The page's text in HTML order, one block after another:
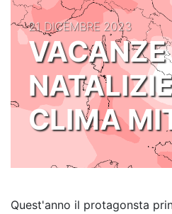
21 DICEMBRE 2023
VACANZE
CLIMA
Quest'anno il protagonsta